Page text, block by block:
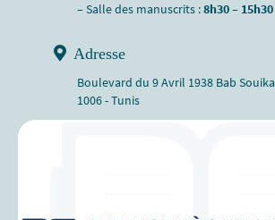
– Salle des manuscrits :8h30 – 15h30
Adresse
Boulevard du 9 Avril 1938 Bab Souika
1006 - Tunis